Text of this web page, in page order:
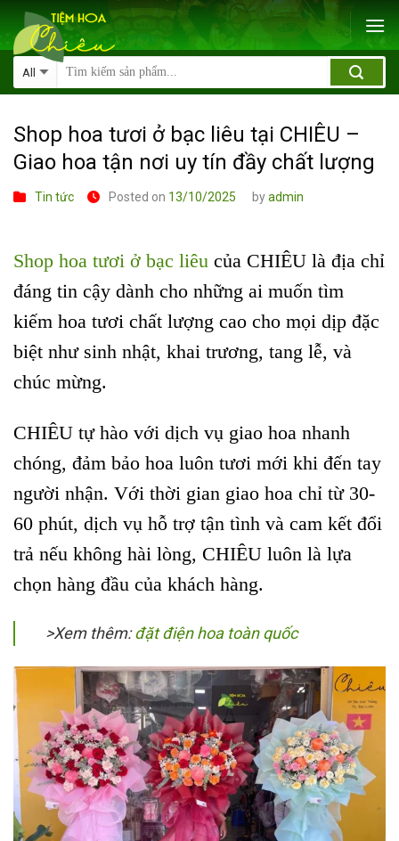
Skip
to
content
Shop hoa tươi ở bạc liêu tại CHIÊU –
Giao hoa tận nơi uy tín đầy chất lượng
Tin tức Posted on 13/10/2025 byadmin
Shop hoa tươi ở bạc liêu của CHIÊU là địa chỉ
đáng tin cậy dành cho những ai muốn tìm
kiếm hoa tươi chất lượng cao cho mọi dịp đặc
biệt như sinh nhật, khai trương, tang lễ, và
chúc mừng.
CHIÊU tự hào với dịch vụ giao hoa nhanh
chóng, đảm bảo hoa luôn tươi mới khi đến tay
người nhận. Với thời gian giao hoa chỉ từ 30-
60 phút, dịch vụ hỗ trợ tận tình và cam kết đổi
trả nếu không hài lòng, CHIÊU luôn là lựa
chọn hàng đầu của khách hàng.
>Xem thêm:đặt điện hoa toàn quốc